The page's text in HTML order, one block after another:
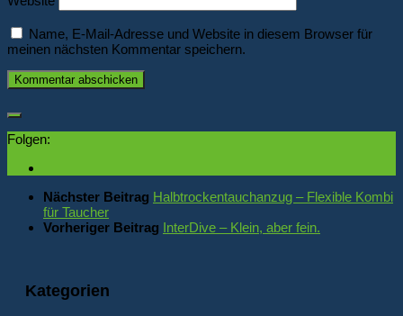
Name, E-Mail-Adresse und Website in diesem Browser für
meinen nächsten Kommentar speichern.
Folgen:
Nächster Beitrag Halbtrockentauchanzug – Flexible Kombi
für Taucher
Vorheriger Beitrag InterDive – Klein, aber fein.
Kategorien